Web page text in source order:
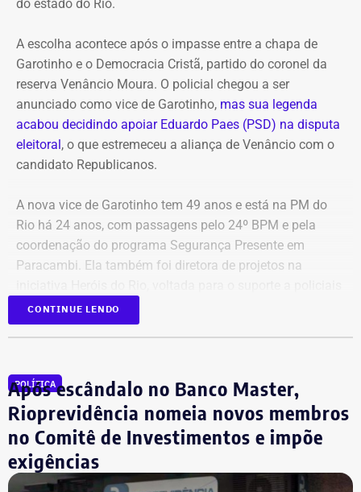
atribuídas a André Janones. A vereadora também pede
crime, sejam adotadas as medidas legais cabíveis,
incluindo o eventual oferecimento de denúncia.
Para embasar o pedido, a parlamentar anexou capturas
de tela da publicação e os links das postagens
divulgadas por Janones nas redes sociais.
do estado do Rio.
A escolha acontece após o impasse entre a chapa de
Garotinho e o Democracia Cristã, partido do coronel da
reserva Venâncio Moura. O policial chegou a ser
anunciado como vice de Garotinho, mas sua legenda
acabou decidindo apoiar Eduardo Paes (PSD) na disputa
eleitoral, o que estremeceu a aliança de Venâncio com o
candidato Republicanos.
A nova vice de Garotinho tem 49 anos e está na PM do
Rio há 24 anos, com passagens pelo 24º BPM e pela
coordenação do programa Segurança Presente em
Paracambi. Ela também foi diretora de projetos na
feridos e a familiares de agentes falecidos.
própria do ex-governador Wilson Witzel, mas o político
desistiu da disputa para apoiar a campanha de Anthony
Garotinho.
Com informações de Lauro Jardim, do jornal “O Globo”.
CONTINUE LENDO
POLÍTICA
Após escândalo no Banco Master,
Rioprevidência nomeia novos membros
no Comitê de Investimentos e impõe
exigências